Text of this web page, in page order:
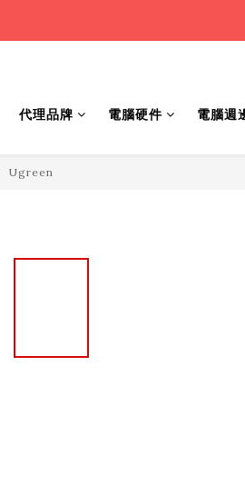
代理品牌 電腦硬件 電腦週
Ugreen